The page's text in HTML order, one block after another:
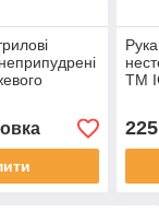
ТМ
225